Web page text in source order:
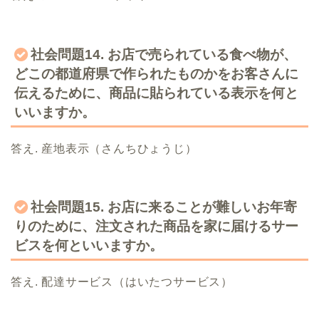
社会問題14. お店で売られている食べ物が、
どこの都道府県で作られたものかをお客さんに
伝えるために、商品に貼られている表示を何と
いいますか。
答え. 産地表示（さんちひょうじ）
社会問題15. お店に来ることが難しいお年寄
りのために、注文された商品を家に届けるサー
ビスを何といいますか。
答え. 配達サービス（はいたつサービス）